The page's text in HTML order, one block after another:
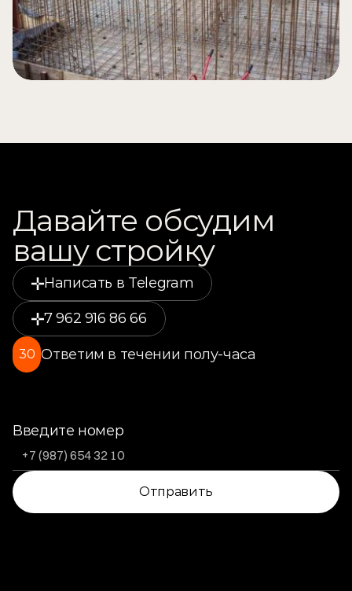
Давайте обсудим
вашу стройку
Написать в Telegram
7 962 916 86 66
30 Ответим в течении полу-часа
Введите номер
Отправить